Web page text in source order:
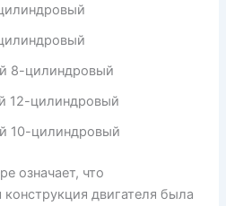
8-цилиндровый
12-цилиндровый
10-цилиндровый
означает, что
конструкция двигателя была